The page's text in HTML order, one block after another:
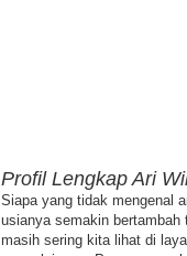
Profil Lengkap Ari
Siapa yang tidak mengenal
usianya semakin bertambah
masih sering kita lihat di